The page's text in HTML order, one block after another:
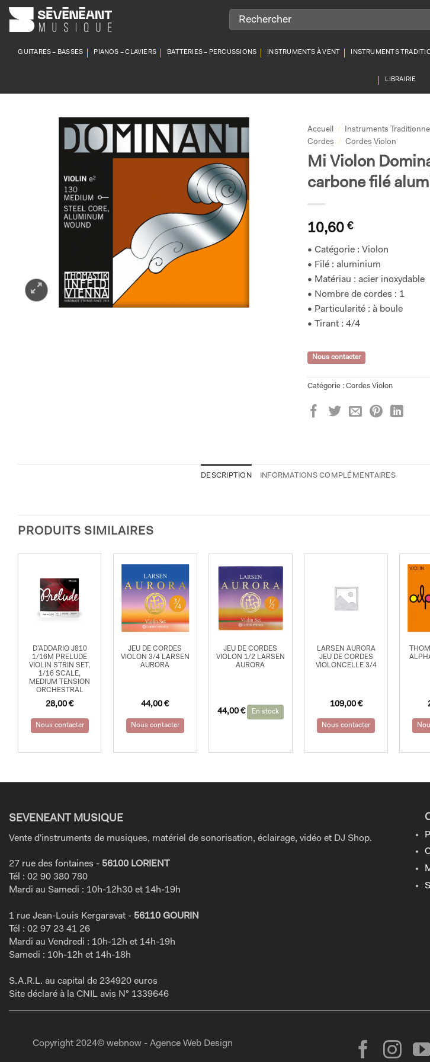
Passer
au
GUITARES – BASSES PIANOS – CLAVIERS BATTERIES – PERCUSSIONS INSTRUMENTS À VENT INSTRUMENTS
LIBRAIRIE
Accueil / Instruments
Cordes
/ Cordes Violon
Mi Violon
carbone filé
10,60 €
• Catégorie : Violon
• Filé : aluminium
• Matériau : acier inoxydable
• Nombre de cordes : 1
• Particularité : à boule
• Tirant : 4/4
Nous contacter
Catégorie : Cordes Violon
DESCRIPTION INFORMATIONS COMPLÉMENTAIRES
PRODUITS SIMILAIRES
D’ADDARIO J810
1/16M PRELUDE
VIOLIN STRIN SET,
1/16 SCALE,
MEDIUM TENSION
ORCHESTRAL
28,00€
Nous contacter
JEU DE CORDES
VIOLON 3/4 LARSEN
AURORA
44,00€
Nous contacter
JEU DE CORDES
VIOLON 1/2 LARSEN
AURORA
44,00 € En stock
LARSEN AURORA
JEU DE CORDES
VIOLONCELLE 3/4
109,00 €
Nous contacter
SEVENEANT MUSIQUE
Vente d'instruments de musiques, matériel de sonorisation, éclairage, vidéo et DJ Shop.
27 rue des fontaines - 56100 LORIENT
Tél : 02 90 380 780
Mardi au Samedi : 10h-12h30 et 14h-19h
1 rue Jean-Louis Kergaravat - 56110 GOURIN
Tél : 02 97 23 41 26
Mardi au Vendredi : 10h-12h et 14h-19h
Samedi : 10h-12h et 14h-18h
S.A.R.L. au capital de 234920 euros
Site déclaré à la CNIL avis N° 1339646
Copyright 2024© webnow - Agence Web Design